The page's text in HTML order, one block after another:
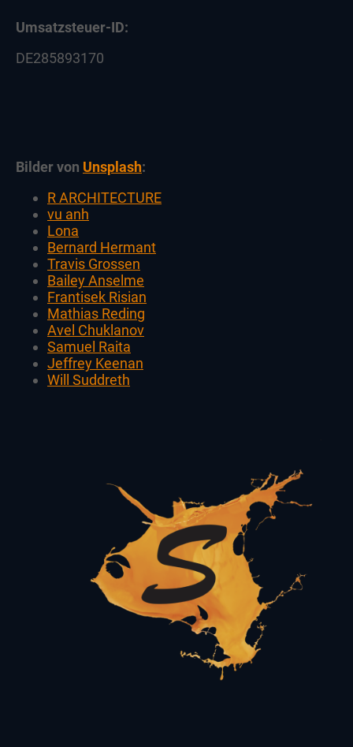
Umsatzsteuer-ID:
DE285893170
Bilder von Unsplash:
R ARCHITECTURE
vu anh
Lona
Bernard Hermant
Travis Grossen
Bailey Anselme
Frantisek Risian
Mathias Reding
Avel Chuklanov
Samuel Raita
Jeffrey Keenan
Will Suddreth